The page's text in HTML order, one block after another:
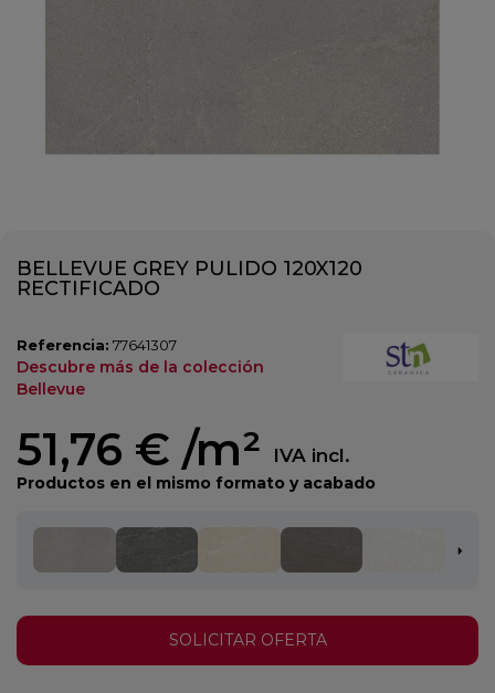
BELLEVUE GREY PULIDO 120X120
RECTIFICADO
Referencia: 77641307
Descubre más de la colección
Bellevue
51,76 € /m² IVA incl.
Productos en el mismo formato y acabado
SOLICITAR OFERTA